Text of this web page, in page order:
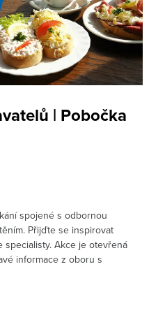
| Pobočka
spojené s odbornou
Přijďte se inspirovat
Akce je otevřená
informace z oboru s